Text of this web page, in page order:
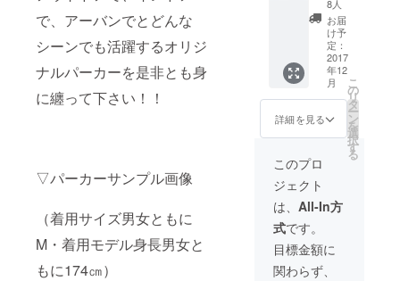
で、アーバンでとどんな
シーンでも活躍するオリジ
ナルパーカーを是非とも身
に纏って下さい！！
▽パーカーサンプル画像
（着用サイズ男女ともに
M・着用モデル身長男女と
もに174㎝）
す。
御礼の
手紙】
※送料・
税込 ・
ラー：
ネイ
ビー×オ
フホワ
素材：
綿
100%
・サイ
ズ：
L
8人
お届
け予
定：
2017
年12
月
詳細を見る
こ
の
リ
タ
ー
ン
を
選
択
す
る
このプロ
ジェクト
は、 All-In方
式です。
目標金額に
関わらず、